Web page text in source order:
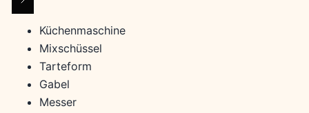
Küchenmaschine
Mixschüssel
Tarteform
Gabel
Messer